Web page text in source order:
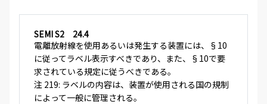
SEMI S2 24.4
電離放射線を使用あるいは発生する装置には、§10
に従ってラベル表示すべきであり、また、§10で要
求されている規定に従うべきである。
注 219: ラベルの内容は、装置が使用される国の規制
によって一般に管理される。